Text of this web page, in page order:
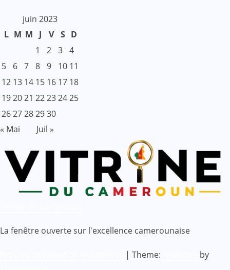
juin 2023
L M M J V S D
1
2 3 4
5
6 7 8 9 10 11
12 13 14 15 16 17 18
192021 22232425
2627282930
« Mai
Juil »
La fenêtre ouverte sur l'excellence camerounaise
| Theme:
by